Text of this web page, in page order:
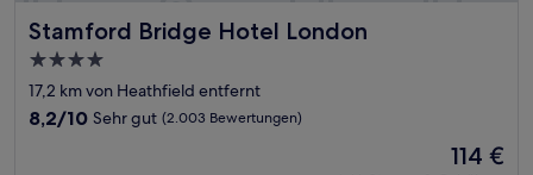
Stamford Bridge Hotel London
Stamford Bridge Hotel London
4.0-
Sterne-
Unterkunft
17,2 km von Heathfield entfernt
8.2
8,2/10 Sehr gut (2.003 Bewertungen)
Der
114 €